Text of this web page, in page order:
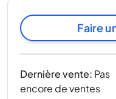
Faire
Dernière vente: Pas
encore de ventes